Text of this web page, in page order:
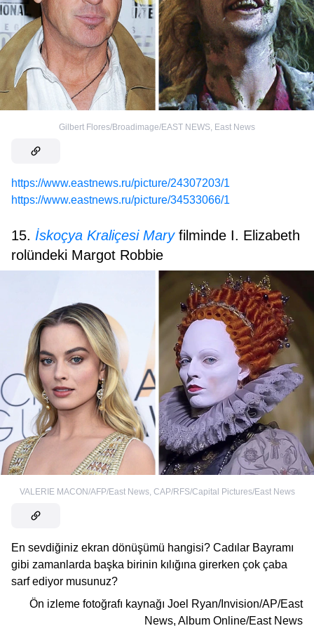
Gilbert Flores/Broadimage/EAST NEWS, East News
https://www.eastnews.ru/picture/24307203/1
https://www.eastnews.ru/picture/34533066/1
15. İskoçya Kraliçesi Mary filminde I. Elizabeth
rolündeki Margot Robbie
VALERIE MACON/AFP/East News, CAP/RFS/Capital Pictures/East News
En sevdiğiniz ekran dönüşümü hangisi? Cadılar Bayramı
gibi zamanlarda başka birinin kılığına girerken çok çaba
sarf ediyor musunuz?
Ön izleme fotoğrafı kaynağı Joel Ryan/Invision/AP/East
News, Album Online/East News